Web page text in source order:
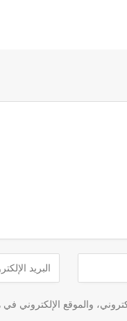
والموقع الإلكتروني